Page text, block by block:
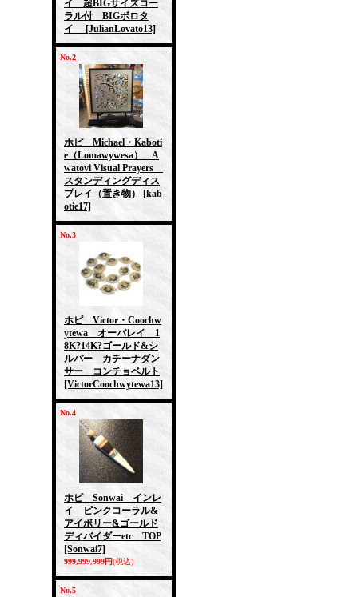
イ 超BIGサイズコー
ラル付 BIGボロタ
イ
[JulianLovato13]
No.2
ホピ Michael・Kaboti
e（Lomawywesa） A
watovi Visual Prayers
スタンディングディス
プレイ（置き物）
[kab
otie17]
No.3
ホピ Victor・Coochw
ytewa オーバレイ 1
8K?14K?ゴールド&シ
ルバー カチーナダン
サー コンチョベルト
[VictorCoochwytewa13]
No.4
ホピ Sonwai インレ
イ ピンクコーラル&
アイボリー&ゴールド
ディバイダーetc TOP
[Sonwai7]
999,999,999円(税込)
No.5